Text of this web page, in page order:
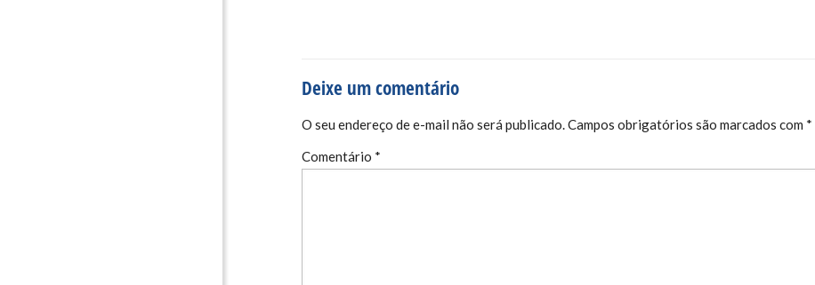
Deixe um comentário
O seu endereço de e-mail não será publicado.Campos obrigatórios são marcados com *
Comentário *